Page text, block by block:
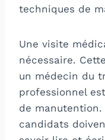
techniques de
Une visite
nécessaire.
un médecin du
professionnel
de manutention.
candidats